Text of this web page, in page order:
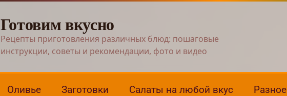
Готовим вкусно
Рецепты приготовления различных блюд: пошаговые
инструкции, советы и рекомендации, фото и видео
Оливье Заготовки Салаты на любой вкус Разное